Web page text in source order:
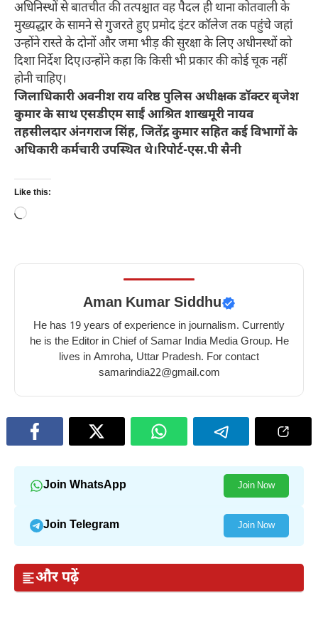
अधिनिस्थों से बातचीत की तत्पश्चात वह पैदल ही थाना कोतवाली के
मुख्यद्धार के सामने से गुजरते हुए प्रमोद इंटर कॉलेज तक पहुंचे जहां
उन्होंने रास्ते के दोनों और जमा भीड़ की सुरक्षा के लिए अधीनस्थों को
दिशा निर्देश दिए।उन्होंने कहा कि किसी भी प्रकार की कोई चूक नहीं
होनी चाहिए।
जिलाधिकारी अवनीश राय वरिष्ठ पुलिस अधीक्षक डॉक्टर बृजेश
कुमार के साथ एसडीएम साईं आश्रित शाखमूरी नायव
तहसीलदार अंनगराज सिंह, जितेंद्र कुमार सहित कई विभागों के
अधिकारी कर्मचारी उपस्थित थे।रिपोर्ट-एस.पी सैनी
Like this:
Loading…
Aman Kumar Siddhu
He has 19 years of experience in journalism. Currently
he is the Editor in Chief of Samar India Media Group. He
lives in Amroha, Uttar Pradesh. For contact
samarindia22@gmail.com
Join WhatsApp Join Now
Join Telegram Join Now
और पढ़ें